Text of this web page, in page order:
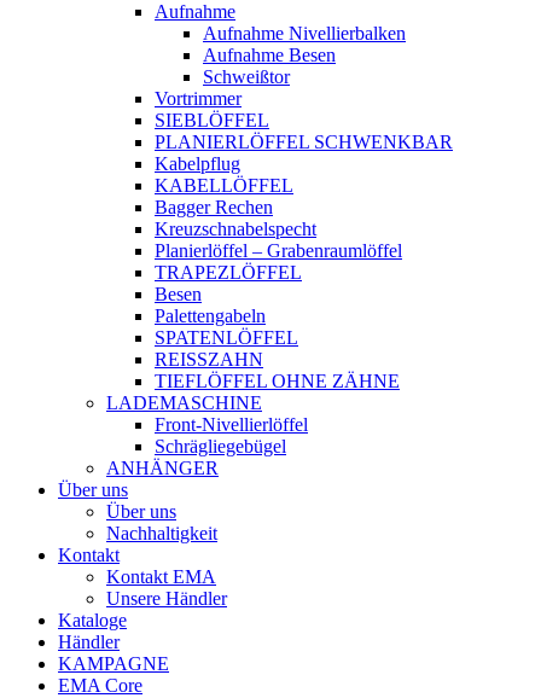
Aufnahme
Aufnahme Nivellierbalken
Aufnahme Besen
Schweißtor
Vortrimmer
SIEBLÖFFEL
PLANIERLÖFFEL SCHWENKBAR
Kabelpflug
KABELLÖFFEL
Bagger Rechen
Kreuzschnabelspecht
Planierlöffel – Grabenraumlöffel
TRAPEZLÖFFEL
Besen
Palettengabeln
SPATENLÖFFEL
REISSZAHN
TIEFLÖFFEL OHNE ZÄHNE
LADEMASCHINE
Front-Nivellierlöffel
Schrägliegebügel
ANHÄNGER
Über uns
Über uns
Nachhaltigkeit
Kontakt
Kontakt EMA
Unsere Händler
Kataloge
Händler
KAMPAGNE
EMA Core